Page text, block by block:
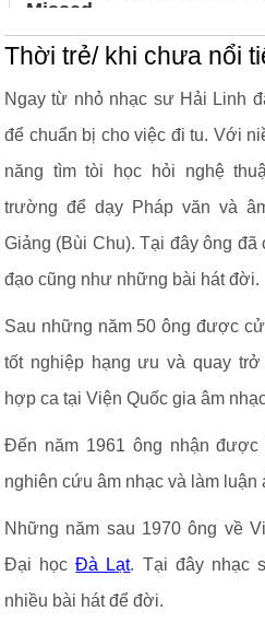
Thời trẻ/ khi chưa nổi
Ngay từ nhỏ nhạc sư Hải Linh
để chuẩn bị cho việc đi tu. Với
năng tìm tòi học hỏi nghệ
trường để dạy Pháp văn và
Giảng (Bùi Chu). Tại đây ông đã
đạo cũng như những bài hát đời.
Sau những năm 50 ông được
tốt nghiệp hạng ưu và quay
hợp ca tại Viện Quốc gia âm
Đến năm 1961 ông nhận
nghiên cứu âm nhạc và làm luận
Những năm sau 1970 ông về
Đại họcĐà Lạt. Tại đây nhạc
nhiều bài hát để đời.